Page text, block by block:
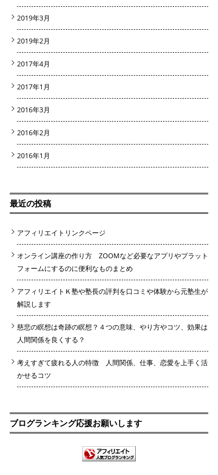
2019年3月
2019年2月
2017年4月
2017年1月
2016年3月
2016年2月
2016年1月
最近の投稿
アフィリエイトリンクページ
オンライン講座の作り方 ZOOMなど必要なアプリやプラット
フォームにするのに便利なものまとめ
アフィリエイトＫ塾や塾長の評判を口コミや体験から元塾生が
解説します
慈悲の瞑想は奇跡の瞑想？４つの意味、やり方やコツ、効果は
人間関係を良くする？
考えすぎて疲れる人の特徴 人間関係、仕事、恋愛を上手く活
かせるコツ
ブログランキング応援お願いします